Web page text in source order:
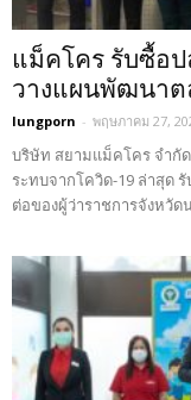
แม็คโคร รับซื้อ
วางแผนพัฒนา
lungporn - พฤษภาคม 27,
บริษัท สยามแม็คโคร จำกั
ระทบจากโควิด-19 ล่าสุด
ต่อของผู้ว่าราชการจังหวั